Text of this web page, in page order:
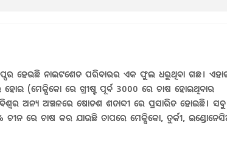
ହେଉଛି ନାଇଟଶେଡ ପରିବାରର ଏକ ଫୁଲ ଧରୁଥିବା ଗଛ।
ହୋଇ (ମେକ୍ସିକୋ ରେ ଖ୍ରୀଷ୍ଟ ପୂର୍ବ 3000 ରେ ଚାଷ ହୋଇଥିବାର
ଅନ୍ୟ ଅଞ୍ଚଳରେ ଷୋଡଶ ଶତାବ୍ଦୀ ରେ ପ୍ରସାରିତ ହୋଇଛି। ସବୁ
ଚୀନ ରେ ଚାଷ କର ଯାଉଛି ତାପରେ ମେକ୍ସିକୋ, ତୁର୍କୀ,